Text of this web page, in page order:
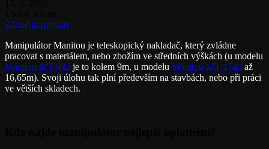
Žádné komentáře
Manipulátor Manitou je teleskopický nakladač, který zvládne
pracovat s materiálem, nebo zbožím ve středních výškách (u modelu
Manitou MT 932 je to kolem 9m, u modelu Manitou MT 1740 až
16,65m). Svoji úlohu tak plní především na stavbách, nebo při práci
ve větších skladech.